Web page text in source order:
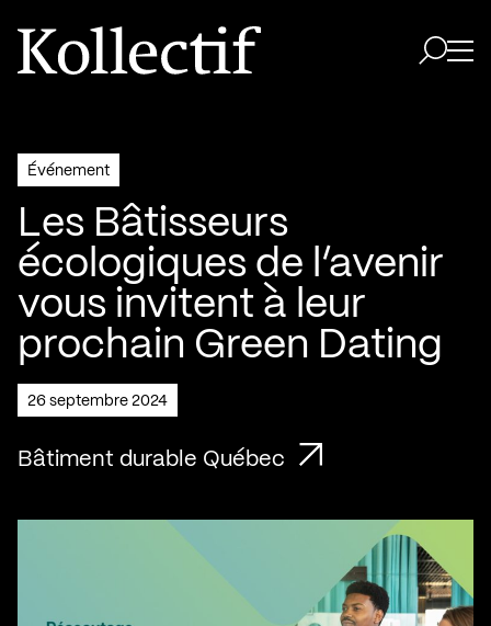
Aller à la page d'accueil
Logo Kollectif
Événement
Les Bâtisseurs
écologiques de l’avenir
vous invitent à leur
prochain Green Dating
26 septembre 2024
Bâtiment durable Québec